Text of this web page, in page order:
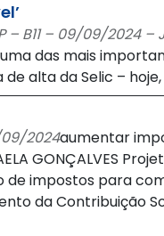
– B11 – 09/09/2024
das mais
alta da Selic –
2024aumentar
GONÇALVES
de impostos para
da Contribuição